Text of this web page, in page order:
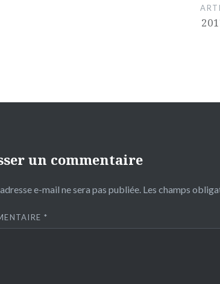
un commentaire
e-mail ne sera pas publiée. Les champs
*